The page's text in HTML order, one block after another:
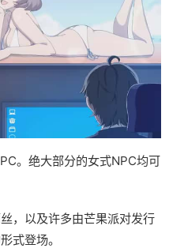
。绝大部分的女式NPC均可
，以及许多由芒果派对发行
式登场。